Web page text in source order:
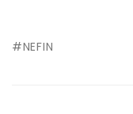
#NEFIN